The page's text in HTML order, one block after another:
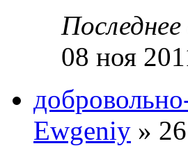
08 ноя
Ewgeniy »